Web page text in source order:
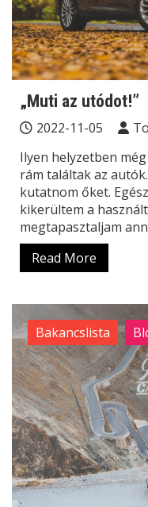
„Muti az utódot!”
2022-11-05
Ilyen helyzetben
rám találtak az
kutatnom őket.
kikerültem a
megtapasztaljam
Read More
Bakancslista